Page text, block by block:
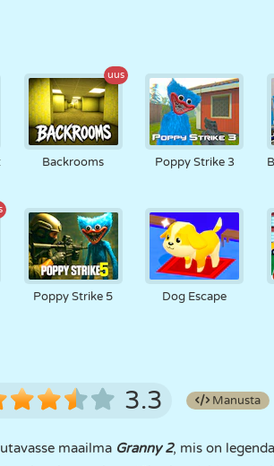
uus
Backrooms Poppy Strike 3
Poppy Strike 5 Dog Escape
3.3 Manusta
maailma Granny 2, mis on